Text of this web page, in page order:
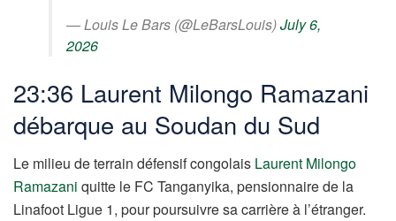
— Louis Le Bars (@LeBarsLouis)July 6,
2026
23:36 Laurent Milongo Ramazani
débarque au Soudan du Sud
Le milieu de terrain défensif congolais Laurent Milongo
Ramazani quitte le FC Tanganyika, pensionnaire de la
Linafoot Ligue 1, pour poursuivre sa carrière à l’étranger.